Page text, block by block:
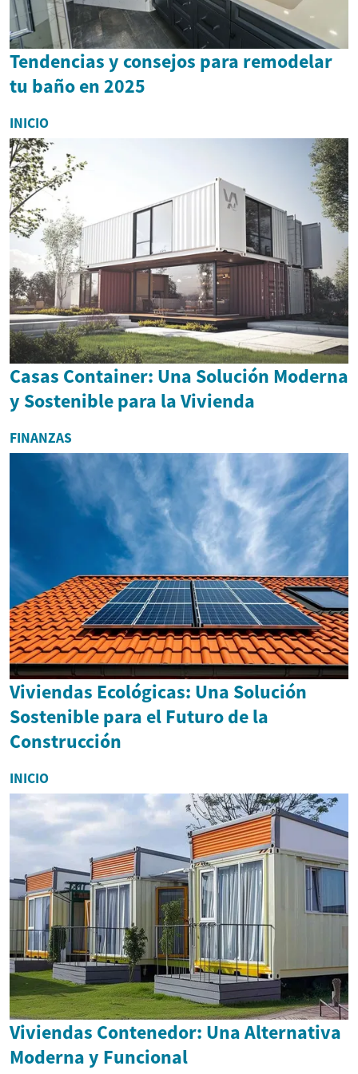
Tendencias y consejos para remodelar
tu baño en 2025
INICIO
Casas Container: Una Solución Moderna
y Sostenible para la Vivienda
FINANZAS
Viviendas Ecológicas: Una Solución
Sostenible para el Futuro de la
Construcción
INICIO
Viviendas Contenedor: Una Alternativa
Moderna y Funcional